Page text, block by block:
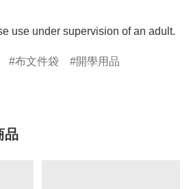
use under supervision of an adult.
布文件袋 開學用品
品